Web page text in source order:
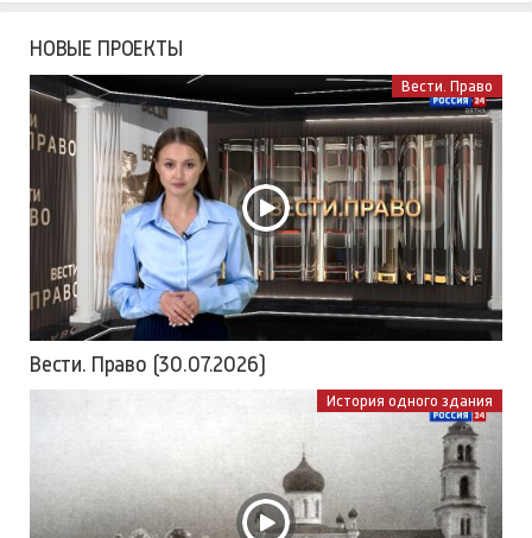
НОВЫЕ ПРОЕКТЫ
Вести. Право
Вести. Право (30.07.2026)
История одного здания